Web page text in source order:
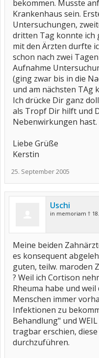
bekommen. Musste
Krankenhaus sein.
Untersuchungen,
dritten Tag konnte ich
mit den Ärzten durfte
schon nach zwei
Aufnahme
(ging zwar bis in die
und am nächsten TAg
Ich drücke Dir ganz
als Tropf Dir hilft und
Nebenwirkungen hast.
Liebe Grüße
Kerstin
25. September 2005
Uschi
in memoriam †
Meine beiden
es konsequent
guten, teilw. maroden
? Weil ich Cortison
Rheuma habe und
Menschen immer
Infektionen zu
Behandlung" und
tragbar erschien,
durchzuführen.